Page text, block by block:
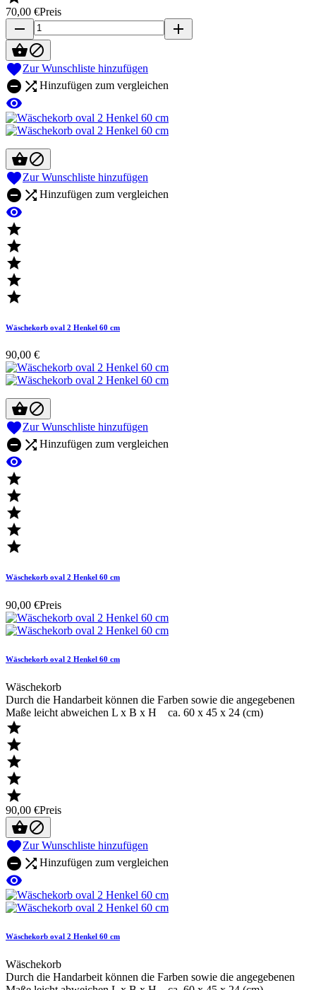
70,00 €Preis
remove
add

Zur Wunschliste hinzufügen
  Hinzufügen zum vergleichen


Zur Wunschliste hinzufügen
  Hinzufügen zum vergleichen






Wäschekorb oval 2 Henkel 60 cm
90,00 €

Zur Wunschliste hinzufügen
  Hinzufügen zum vergleichen






Wäschekorb oval 2 Henkel 60 cm
90,00 €Preis
Wäschekorb oval 2 Henkel 60 cm
Wäschekorb
Durch die Handarbeit können die Farben sowie die angegebenen
Maße leicht abweichen L x B x H ca. 60 x 45 x 24 (cm)





90,00 €Preis

Zur Wunschliste hinzufügen
  Hinzufügen zum vergleichen

Wäschekorb oval 2 Henkel 60 cm
Wäschekorb
Durch die Handarbeit können die Farben sowie die angegebenen